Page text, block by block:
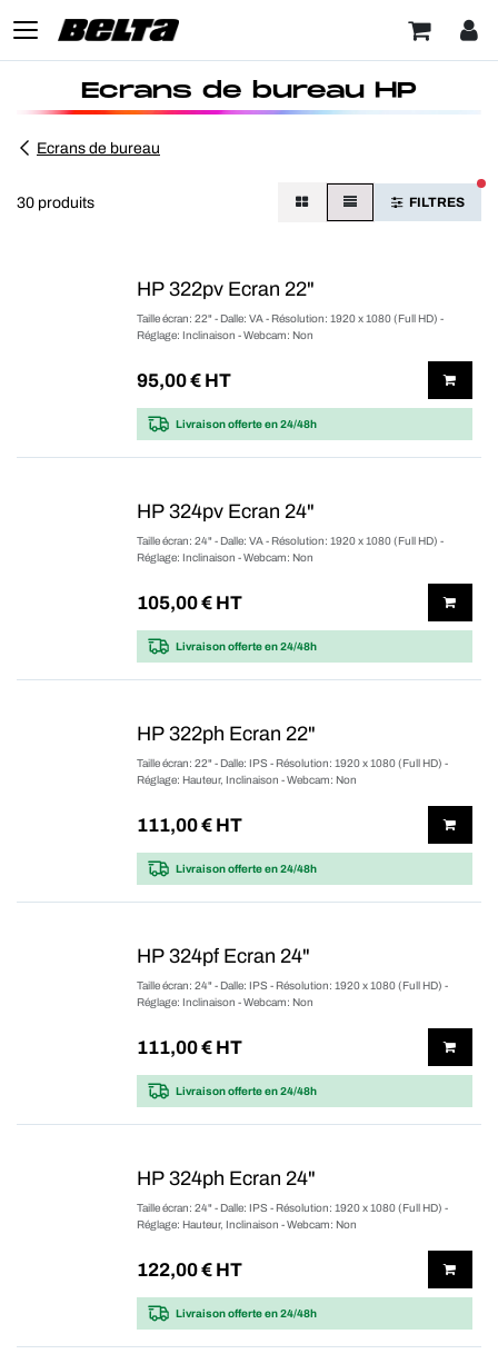
Ecrans de bureau HP
Ecrans de bureau
30 produits FILTRES
HP 322pv Ecran 22"
Taille écran: 22" - Dalle: VA - Résolution: 1920 x 1080 (Full HD) -
Réglage: Inclinaison - Webcam: Non
95,00€ HT
Livraison offerteen 24/48h
HP 324pv Ecran 24"
Taille écran: 24" - Dalle: VA - Résolution: 1920 x 1080 (Full HD) -
Réglage: Inclinaison - Webcam: Non
105,00€ HT
Livraison offerteen 24/48h
HP 322ph Ecran 22"
Taille écran: 22" - Dalle: IPS - Résolution: 1920 x 1080 (Full HD) -
Réglage: Hauteur, Inclinaison - Webcam: Non
111,00€ HT
Livraison offerteen 24/48h
HP 324pf Ecran 24"
Taille écran: 24" - Dalle: IPS - Résolution: 1920 x 1080 (Full HD) -
Réglage: Inclinaison - Webcam: Non
111,00€ HT
Livraison offerteen 24/48h
HP 324ph Ecran 24"
Taille écran: 24" - Dalle: IPS - Résolution: 1920 x 1080 (Full HD) -
Réglage: Hauteur, Inclinaison - Webcam: Non
122,00€ HT
Livraison offerteen 24/48h